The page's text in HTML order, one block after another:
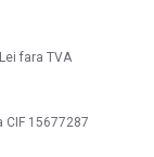
fara TVA
15677287